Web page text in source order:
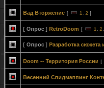
Вад Вторжение [ 1 2 ]
[ Опрос ] RetroDoom [ 1 2
[ Опрос ] Разработка сюжета
Doom -- Территория России [
Весенний Спидмаппинг